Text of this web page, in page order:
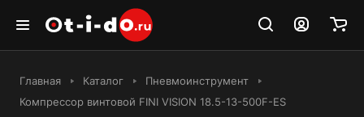
Главная Каталог
Пневмоинструмент
Компрессор винтовой FINI VISION 18.5-13-500F-ES